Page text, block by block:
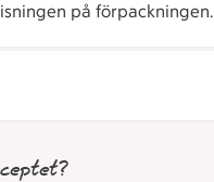
på förpackningen.